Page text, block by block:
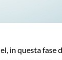
in questa